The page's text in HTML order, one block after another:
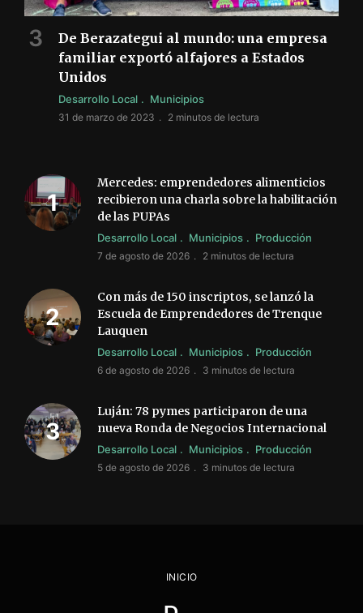
De Berazategui al mundo: una empresa
familiar exportó alfajores a Estados
Unidos
Desarrollo Local Municipios
31 de marzo de 2023 2 minutos de lectura
Mercedes: emprendedores alimenticios
recibieron una charla sobre la habilitación
de las PUPAs
Desarrollo Local Municipios Producción
7 de agosto de 2026 2 minutos de lectura
Con más de 150 inscriptos, se lanzó la
Escuela de Emprendedores de Trenque
Lauquen
Desarrollo Local Municipios Producción
6 de agosto de 2026 3 minutos de lectura
Luján: 78 pymes participaron de una
nueva Ronda de Negocios Internacional
Desarrollo Local Municipios Producción
5 de agosto de 2026 3 minutos de lectura
INICIO